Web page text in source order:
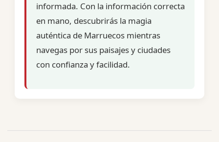
informada. Con la información correcta
en mano, descubrirás la magia
auténtica de Marruecos mientras
navegas por sus paisajes y ciudades
con confianza y facilidad.